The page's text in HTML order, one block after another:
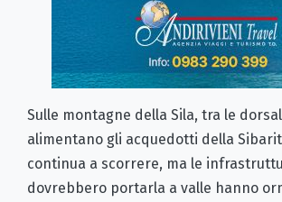
Sulle montagne della Sila, tra le
alimentano gli acquedotti della
continua a scorrere, ma le
dovrebbero portarla a valle hanno